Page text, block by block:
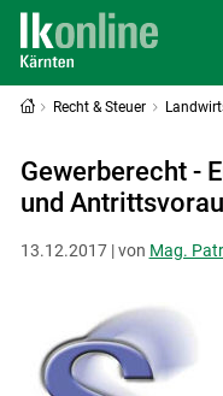
Recht & Steuer
Gewerberecht -
und
13.12.2017 | von Mag.